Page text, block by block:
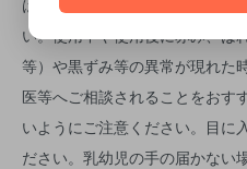
はれもの、湿疹等異常のある部
い。使用中や使用後に赤み、は
等）や黒ずみ等の異常が現れた
医等へご相談されることをおす
いようにご注意ください。目に
ださい。乳幼児の手の届かない